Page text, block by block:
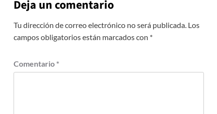
Deja un comentario
Tu dirección de correo electrónico no será publicada. Los
campos obligatorios están marcados con *
Comentario *